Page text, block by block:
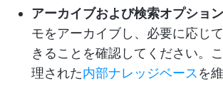
アーカイブおよび検索オプション
モをアーカイブし、必要に応じ
きることを確認してください。
理された内部ナレッジベース を